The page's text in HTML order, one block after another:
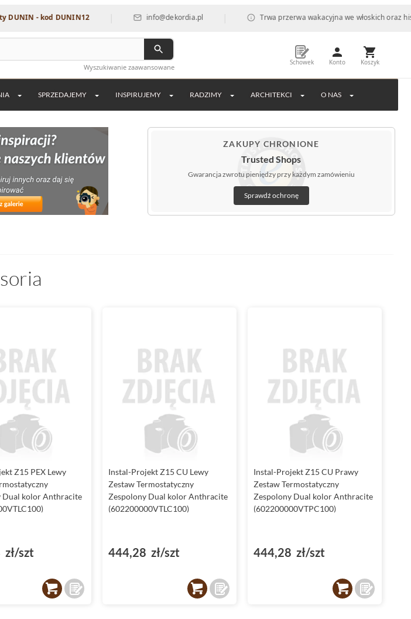
- kod DUNIN12 info@dekordia.pl Trwa przerwa wakacyjna we włoskich oraz
Wyszukiwanie zaawansowane
Schowek Konto Koszyk
SPRZEDAJEMY INSPIRUJEMY RADZIMY ARCHITEKCI O NAS
ZAKUPY CHRONIONE
Trusted Shops
Gwarancja zwrotu pieniędzy przy każdym zamówieniu
Sprawdź ochronę
Z15 PEX Lewy
Dual kolor Anthracite
szt
Instal-Projekt Z15 CU Lewy
Zestaw Termostatyczny
Zespolony Dual kolor Anthracite
(602200000VTLC100)
444,28 zł/szt
Instal-Projekt Z15 CU Prawy
Zestaw Termostatyczny
Zespolony Dual kolor Anthracite
(602200000VTPC100)
444,28 zł/szt